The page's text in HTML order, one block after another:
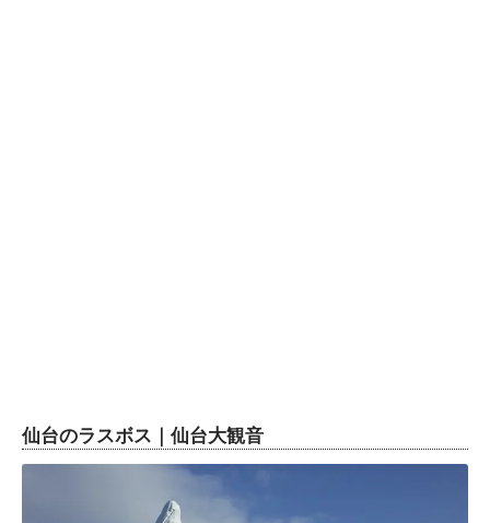
仙台のラスボス｜仙台大観音